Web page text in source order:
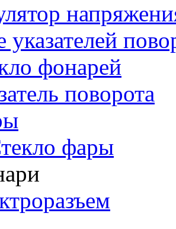
указателей
фонарей
поворота
фары